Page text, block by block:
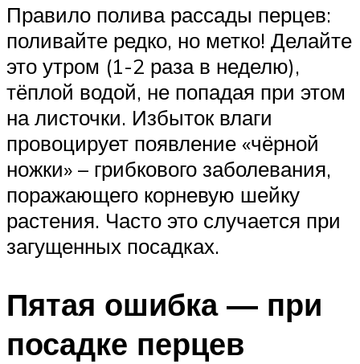
Правило полива рассады перцев:
поливайте редко, но метко! Делайте
это утром (1-2 раза в неделю),
тёплой водой, не попадая при этом
на листочки. Избыток влаги
провоцирует появление «чёрной
ножки» – грибкового заболевания,
поражающего корневую шейку
растения. Часто это случается при
загущенных посадках.
Пятая ошибка — при
посадке перцев